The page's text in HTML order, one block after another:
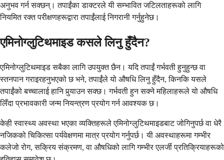
अनुभव गर्न सक्छन्। तपाईंका डाक्टरले यी सम्भावित जटिलताहरूको लागि
नियमित रक्त परीक्षणहरूद्वारा तपाईंलाई निगरानी गर्नुहुनेछ।
एमिनोग्लुटिथमाइड कसले लिनु हुँदैन?
एमिनोग्लुटिथमाइड सबैका लागि उपयुक्त छैन। यदि तपाईं गर्भवती हुनुहुन्छ वा
स्तनपान गराइरहनुभएको छ भने, तपाईंले यो औषधि लिनु हुँदैन, किनकि यसले
तपाईंको बच्चालाई हानि पुर्‍याउन सक्छ। गर्भवती हुन सक्ने महिलाहरूले यो औषधि
लिँदा प्रभावकारी जन्म नियन्त्रण प्रयोग गर्न आवश्यक छ।
केही स्वास्थ्य अवस्था भएका व्यक्तिहरूले एमिनोग्लुटिथमाइडबाट जोगिनुपर्छ वा धेरै
नजिकको चिकित्सा पर्यवेक्षणमा मात्र प्रयोग गर्नुपर्छ। यी अवस्थाहरूमा गम्भीर
कलेजो रोग, सक्रिय संक्रमण, वा औषधिको लागि गम्भीर एलर्जी प्रतिक्रियाहरूको